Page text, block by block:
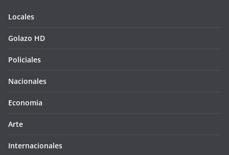
Locales
Golazo HD
Policiales
Nacionales
Economia
Arte
Internacionales